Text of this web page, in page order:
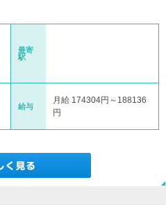
最寄
駅
給与
月給 174304円～188136
円